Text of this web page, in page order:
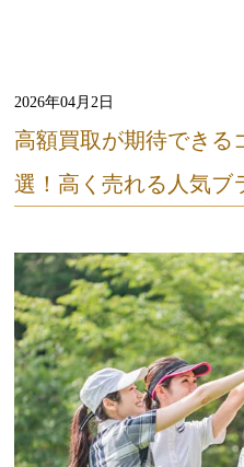
2026年04月2日
高額買取が期待できる
選！高く売れる人気ブ